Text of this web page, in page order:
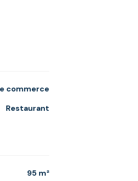
commerce
Restaurant
95 m²